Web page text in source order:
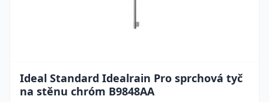
Ideal Standard Idealrain Pro sprchová tyč
na stěnu chróm B9848AA